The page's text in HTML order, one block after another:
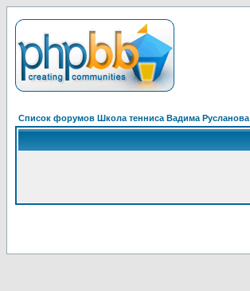
Список форумов Школа тенниса Вадима Русланова